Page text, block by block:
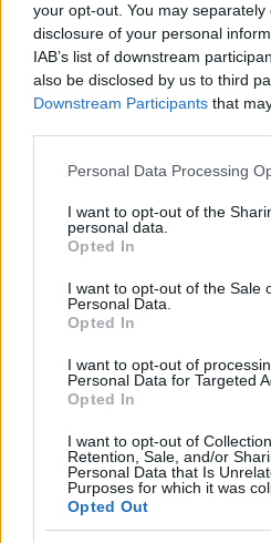
your opt-out. You may
disclosure of your personal
IAB’s list of downstream
also be disclosed by us to third
Downstream Participants that
Please note that this website/app
not limited to your visit or usage
grant or deny consent to Google
use your data for below specified
consent section.
Personal Data Processing
I want to opt-out of the
personal data.
Opted In
I want to opt-out of the Sale
Personal Data.
Opted In
I want to opt-out of
Personal Data for Targeted
Opted In
I want to opt-out of
Retention, Sale, and/or
Personal Data that Is
Purposes for which it was
Opted Out
Erdélyi
Trió
2022.05.31.
FŐCÍM